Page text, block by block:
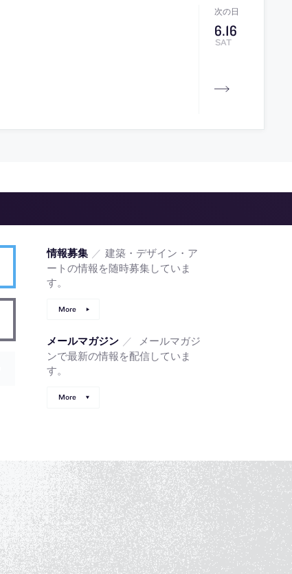
6.16
SAT
情報募集 ／ 建築・デザイン・ア
ートの情報を随時募集していま
す。
More
メールマガジン ／
メールマガジ
ンで最新の情報を配信していま
す。
More